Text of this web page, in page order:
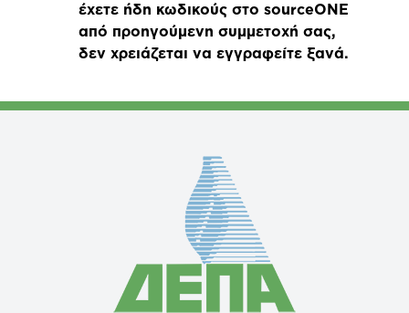
έχετε ήδη κωδικούς στο sourceONE
από προηγούμενη συμμετοχή σας,
δεν χρειάζεται να εγγραφείτε ξανά.